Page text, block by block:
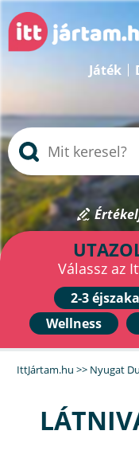
Játék
Válassz az
2-3 éjszaka
Wellness
IttJártam.hu >> Nyugat